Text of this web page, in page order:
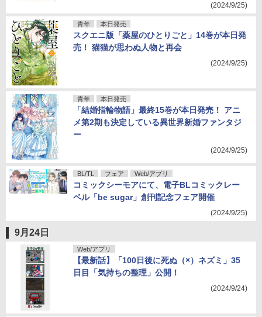
(2024/9/25)
青年 本日発売
スクエニ版「薬屋のひとりごと」14巻が本日発
売！ 猫猫が思わぬ人物と再会
(2024/9/25)
青年 本日発売
「結婚指輪物語」最終15巻が本日発売！ アニ
メ第2期も決定している異世界新婚ファンタジ
ー
(2024/9/25)
BL/TL フェア Web/アプリ
コミックシーモアにて、電子BLコミックレー
ベル「be sugar」創刊記念フェア開催
(2024/9/25)
9月24日
Web/アプリ
【最新話】「100日後に死ぬ（×）ネズミ」35
日目「気持ちの整理」公開！
(2024/9/24)